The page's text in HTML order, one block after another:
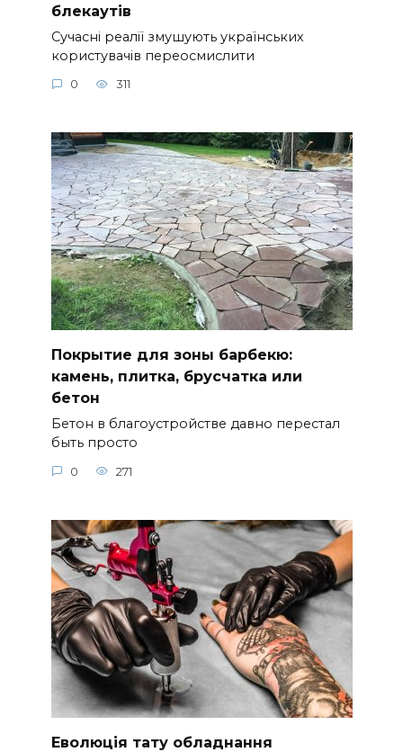
блекаутів
Сучасні реалії змушують українських
користувачів переосмислити
0 311
Покрытие для зоны барбекю:
камень, плитка, брусчатка или
бетон
Бетон в благоустройстве давно перестал
быть просто
0 271
Еволюція тату обладнання